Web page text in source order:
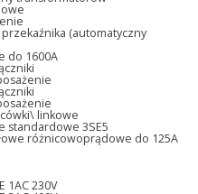
(automatyczny
do 1600A
linkowe
standardowe 3SE5
różnicowoprądowe do 125A
1AC 230V